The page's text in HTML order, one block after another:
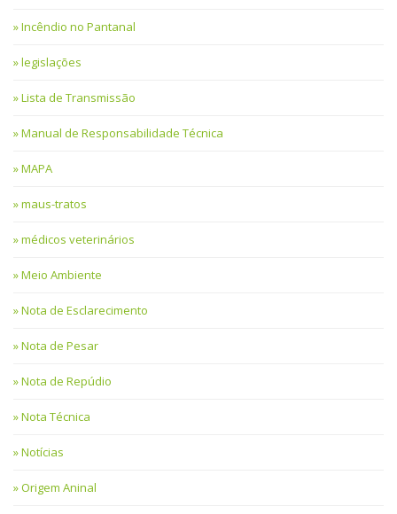
Incêndio no Pantanal
legislações
Lista de Transmissão
Manual de Responsabilidade Técnica
MAPA
maus-tratos
médicos veterinários
Meio Ambiente
Nota de Esclarecimento
Nota de Pesar
Nota de Repúdio
Nota Técnica
Notícias
Origem Aninal